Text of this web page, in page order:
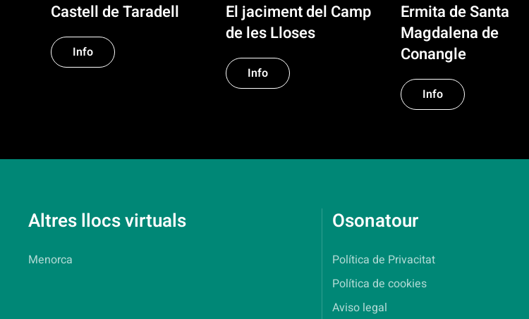
Castell de Taradell
Info
El jaciment del Camp
de les Lloses
Info
Ermita de Santa
Magdalena de
Conangle
Info
Altres llocs virtuals
Menorca
Osonatour
Política de Privacitat
Política de cookies
Aviso legal